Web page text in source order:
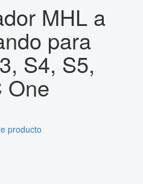
MHL a
para
S4, S5,
One
producto